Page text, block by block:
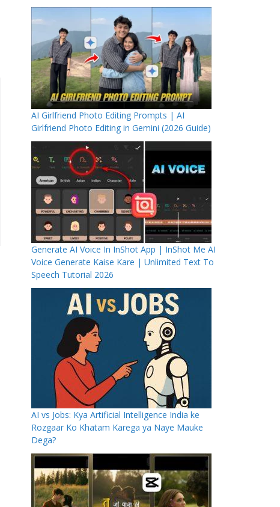
AI Girlfriend Photo Editing Prompts | AI
Girlfriend Photo Editing in Gemini (2026 Guide)
Generate AI Voice In InShot App | InShot Me AI
Voice Generate Kaise Kare | Unlimited Text To
Speech Tutorial 2026
AI vs Jobs: Kya Artificial Intelligence India ke
Rozgaar Ko Khatam Karega ya Naye Mauke
Dega?